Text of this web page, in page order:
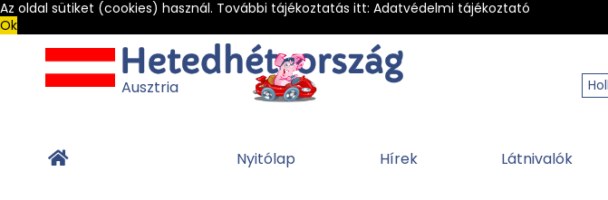
Az oldal sütiket (cookies) használ. További tájékoztatás itt: Adatvédelmi tájékoztató
Ok
Ausztria
Nyitólap Hírek Látnivalók